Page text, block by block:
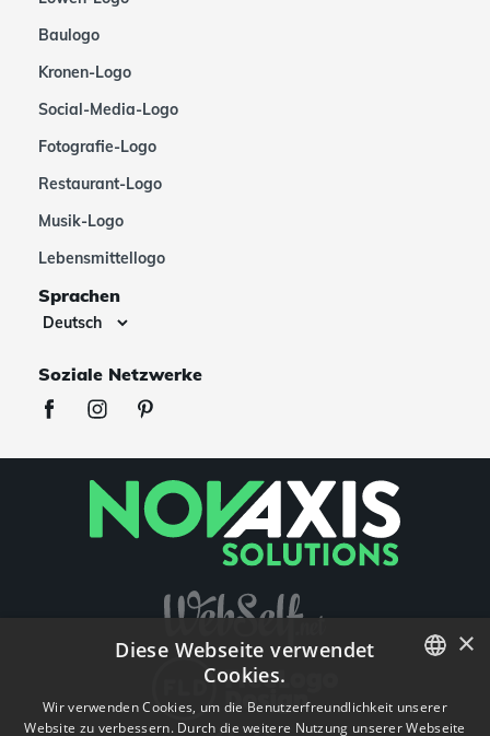
Baulogo
Kronen-Logo
Social-Media-Logo
Fotografie-Logo
Restaurant-Logo
Musik-Logo
Lebensmittellogo
Sprachen
Soziale Netzwerke
ENGLISH
×
Diese Webseite verwendet
Cookies.
Wir verwenden Cookies, um die Benutzerfreundlichkeit unserer
Website zu verbessern. Durch die weitere Nutzung unserer Webseite